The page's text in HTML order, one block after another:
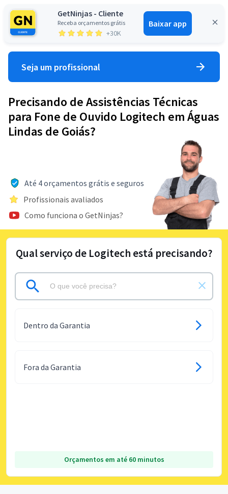
GetNinjas - Cliente
Receba orçamentos grátis
+30K
Baixar app
Entrar
Seja um profissional
Precisando de Assistências Técnicas
para Fone de Ouvido Logitech em Águas
Lindas de Goiás?
Até 4 orçamentos grátis e seguros
Profissionais avaliados
Como funciona o GetNinjas?
Qual serviço de Logitech está precisando?
Dentro da Garantia
Fora da Garantia
Orçamentos em até 60 minutos